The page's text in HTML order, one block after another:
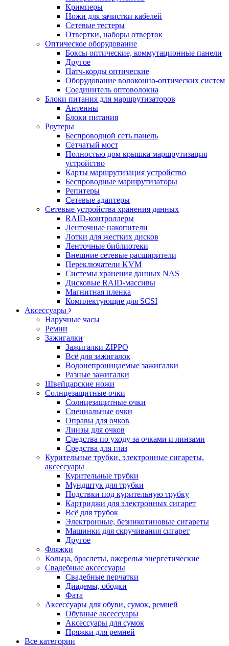
Кримперы
Ножи для зачистки кабелей
Сетевые тестеры
Отвертки, наборы отверток
Оптическое оборудование
Боксы оптические, коммутационные панели
Другое
Патч-корды оптические
Оборудование волоконно-оптических систем
Соединитель оптоволокна
Блоки питания для маршрутизаторов
Антенны
Блоки питания
Роутеры
Беспроводной сеть панель
Сетчатый мост
Полностью дом крышка маршрутизация
устройство
Карты маршрутизация устройство
Беспроводные маршрутизаторы
Репитеры
Сетевые адаптеры
Сетевые устройства хранения данных
RAID-контроллеры
Ленточные накопители
Лотки для жестких дисков
Ленточные библиотеки
Внешние сетевые расширители
Переключатели KVM
Системы хранения данных NAS
Дисковые RAID-массивы
Магнитная пленка
Комплектующие для SCSI
Аксессуары
Наручные часы
Ремни
Зажигалки
Зажигалки ZIPPO
Всё для зажигалок
Водонепроницаемые зажигалки
Разные зажигалки
Швейцарские ножи
Солнцезащитные очки
Солнцезащитные очки
Специальные очки
Оправы для очков
Линзы для очков
Средства по уходу за очками и линзами
Средства для глаз
Курительные трубки, электронные сигареты,
аксессуары
Курительные трубки
Мундштук для трубки
Подствки под курительную трубку
Картриджи для электронных сигарет
Всё для трубок
Электронные, безникотиновые сигареты
Машинки для скручивания сигарет
Другое
Фляжки
Кольца, браслеты, ожерелья энергетические
Свадебные аксессуары
Свадебные перчатки
Диадемы, ободки
Фата
Аксессуары для обуви, сумок, ремней
Обувные аксессуары
Аксессуары для сумок
Пряжки для ремней
Все категории